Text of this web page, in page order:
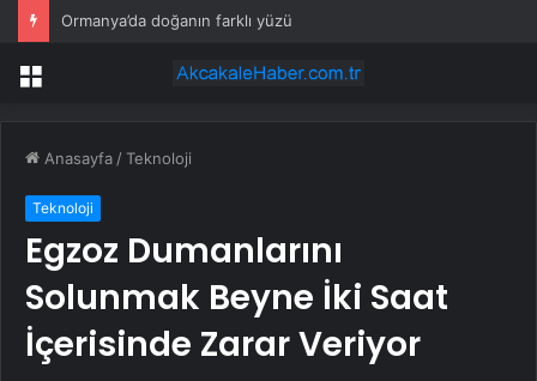
Ormanya’da doğanın farklı yüzü
Menü
Anasayfa /Teknoloji
Teknoloji
Egzoz Dumanlarını
Solunmak Beyne İki Saat
İçerisinde Zarar Veriyor